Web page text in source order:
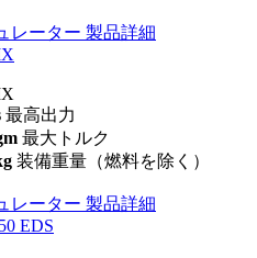
レーター 製品詳細
最高出力
最大トルク
装備重量（燃料を除く）
レーター 製品詳細
EDS